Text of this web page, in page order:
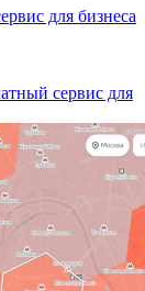
для бизнеса
сервис для